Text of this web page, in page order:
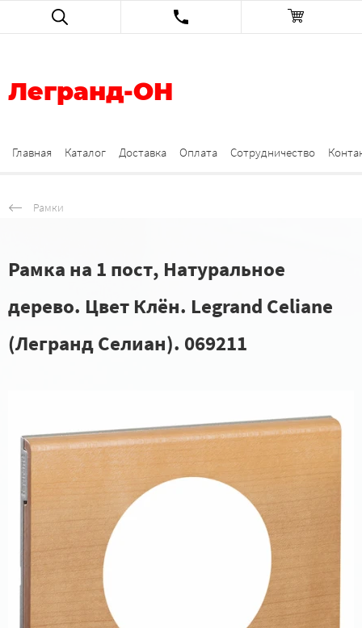
Легранд-ОН
Главная Каталог Доставка Оплата Сотрудничество
Рамки
Рамка на 1 пост, Натуральное
дерево. Цвет Клён. Legrand Celiane
(Легранд Селиан). 069211